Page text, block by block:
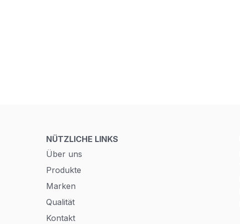
NÜTZLICHE LINKS
Über uns
Produkte
Marken
Qualität
Kontakt